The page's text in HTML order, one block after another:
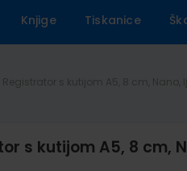
Knjige Tiskanice
s kutijom A5, 8 cm,